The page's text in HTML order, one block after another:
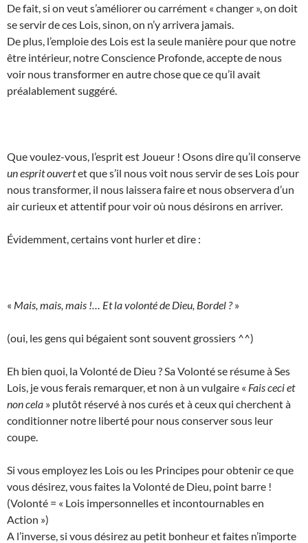
De fait, si on veut s’améliorer ou carrément « changer », on doit
se servir de ces Lois, sinon, on n’y arrivera jamais.
De plus, l’emploie des Lois est la seule manière pour que notre
être intérieur, notre Conscience Profonde, accepte de nous
voir nous transformer en autre chose que ce qu’il avait
préalablement suggéré.
Que voulez-vous, l’esprit est Joueur ! Osons dire qu’il conserve
un esprit ouvertet que s’il nous voit nous servir de ses Lois pour
nous transformer, il nous laissera faire et nous observera d’un
air curieux et attentif pour voir où nous désirons en arriver.
Évidemment, certains vont hurler et dire :
« Mais, mais, mais !… Et la volonté de Dieu, Bordel ?»
(oui, les gens qui bégaient sont souvent grossiers ^^)
Eh bien quoi, la Volonté de Dieu ? Sa Volonté se résume à Ses
Lois, je vous ferais remarquer, et non à un vulgaire « Fais ceci et
non cela » plutôt réservé à nos curés et à ceux qui cherchent à
conditionner notre liberté pour nous conserver sous leur
coupe.
Si vous employez les Lois ou les Principes pour obtenir ce que
vous désirez, vous faites la Volonté de Dieu, point barre !
(Volonté = « Lois impersonnelles et incontournables en
Action »)
A l’inverse, si vous désirez au petit bonheur et faites n’importe